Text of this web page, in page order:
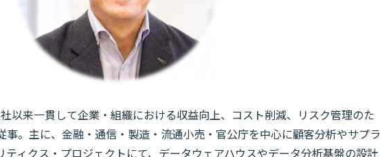
以来一貫して企業・組織における収益向上、コスト削減、リスク管理のた
事。主に、金融・通信・製造・流通小売・官公庁を中心に顧客分析やサプラ
ティクス・プロジェクトにて、データウェアハウスやデータ分析基盤の設計